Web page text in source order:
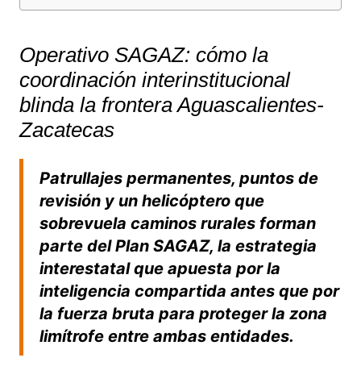
Operativo SAGAZ: cómo la
coordinación interinstitucional
blinda la frontera Aguascalientes-
Zacatecas
Patrullajes permanentes, puntos de
revisión y un helicóptero que
sobrevuela caminos rurales forman
parte del Plan SAGAZ, la estrategia
interestatal que apuesta por la
inteligencia compartida antes que por
la fuerza bruta para proteger la zona
limítrofe entre ambas entidades.